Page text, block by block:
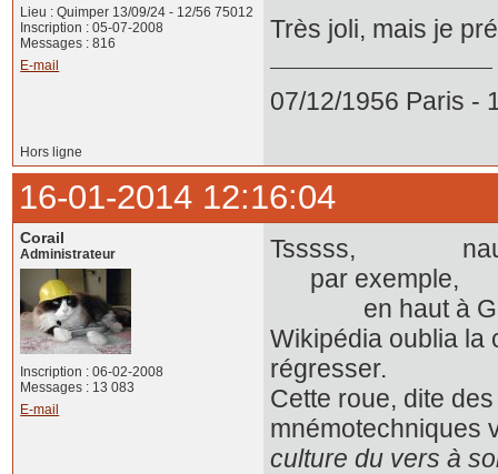
Lieu : Quimper 13/09/24 - 12/56 75012
Inscription : 05-07-2008
Messages : 816
E-mail
Très joli, mais je
07/12/1956 Paris -
Hors ligne
16-01-2014 12:16:04
Corail
Administrateur
Inscription : 06-02-2008
Messages : 13 083
E-mail
Tsssss,
par exemple,
en haut à G
Wikipédia oublia la
régresser.
Cette roue, dite
mnémotechniques
culture du vers à